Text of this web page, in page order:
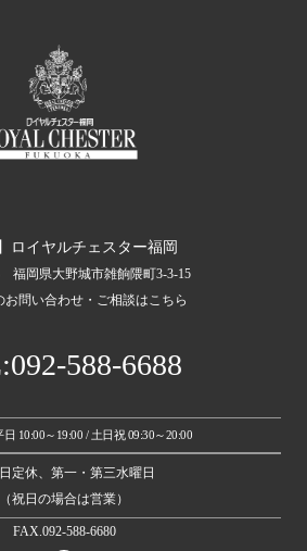
ロイヤルチェスター福岡
福岡県大野城市雑餉隈町3-3-15
お問い合わせ・ご相談はこちら
588-6688
10:00～19:00 / 土日祝 09:30～20:00
定休、第一・第三水曜日
（祝日の場合は営業）
FAX.092-588-6680